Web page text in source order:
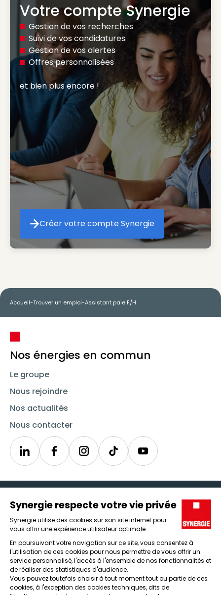
Votre compte Synergie
Gestion de vos recherches
Suivi de vos candidatures
Gestion de vos alertes
Offres personnalisées
et bien plus encore !
Créer votre compte Synergie
Créer votre compte Synergie
Accueil-Trouver un emploi-Assistant paie F/H
Nos énergies en commun
Le groupe
Nous rejoindre
Nos actualités
Nous contacter
LinkedinSynergieInstagramTikTok Youtube
Icône d'illustration
Candidats
Entreprises
Icône d'illustration
Nos agences
Icône d'illustration
Conditions générales d'utilisation et mentions légales
Protection des données